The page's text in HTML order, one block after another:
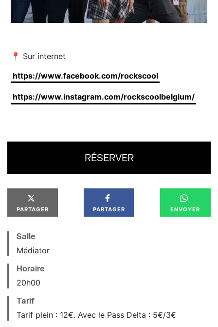
📍 Sur internet
https://www.facebook.com/rockscool
https://www.instagram.com/rockscoolbelgium/
RÉSERVER
PARTAGER PARTAGER ENVOYER
Salle
Médiator
Horaire
20h00
Tarif
Tarif plein : 12€. Avec le Pass Delta : 5€/3€